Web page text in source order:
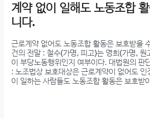
계약 없이 일해도 노동조합
니다.
근로계약 없어도 노동조합 활동은 보호받
건의 전말 : 철수(가명, 피고)는 영희(가명,
이 부당노동행위인지 여부이다. 대법원의 판
: 노조법상 보호대상은 근로계약이 없어도
이 일하는 사람들도 노동조합 활동은 보호받